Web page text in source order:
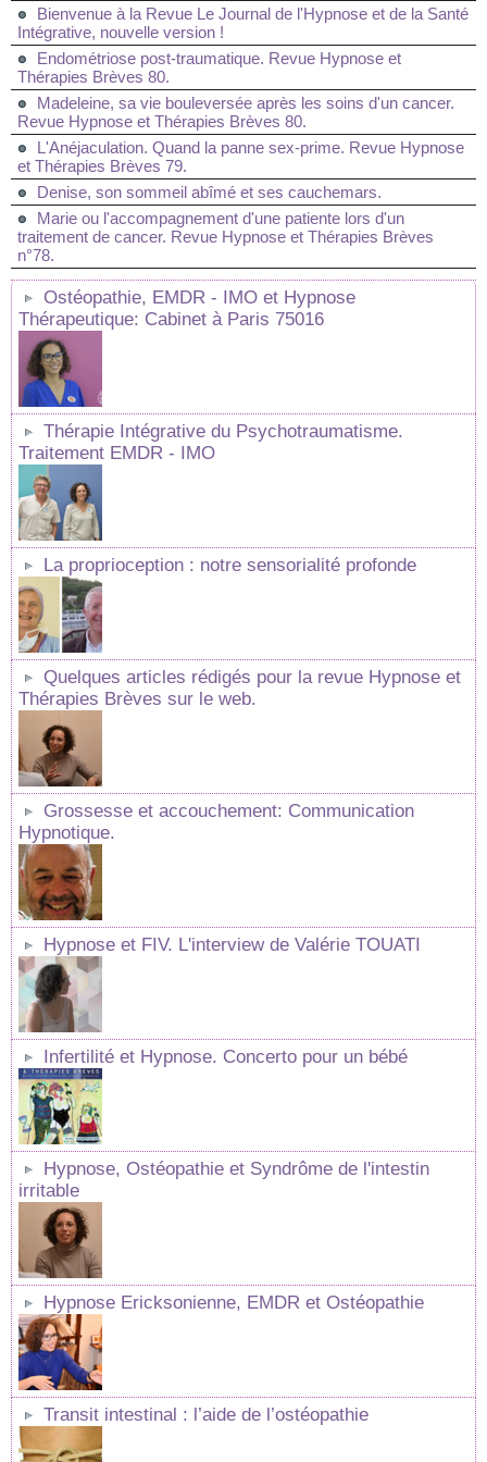
Bienvenue à la Revue Le Journal de l'Hypnose et de la Santé
Intégrative, nouvelle version !
Endométriose post-traumatique. Revue Hypnose et
Thérapies Brèves 80.
Madeleine, sa vie bouleversée après les soins d'un cancer.
Revue Hypnose et Thérapies Brèves 80.
L'Anéjaculation. Quand la panne sex-prime. Revue Hypnose
et Thérapies Brèves 79.
Denise, son sommeil abîmé et ses cauchemars.
Marie ou l'accompagnement d'une patiente lors d'un
traitement de cancer. Revue Hypnose et Thérapies Brèves
n°78.
Ostéopathie, EMDR - IMO et Hypnose
Thérapeutique: Cabinet à Paris 75016
Thérapie Intégrative du Psychotraumatisme.
Traitement EMDR - IMO
La proprioception : notre sensorialité profonde
Quelques articles rédigés pour la revue Hypnose et
Thérapies Brèves sur le web.
Grossesse et accouchement: Communication
Hypnotique.
Hypnose et FIV. L'interview de Valérie TOUATI
Infertilité et Hypnose. Concerto pour un bébé
Hypnose, Ostéopathie et Syndrôme de l'intestin
irritable
Hypnose Ericksonienne, EMDR et Ostéopathie
Transit intestinal : l’aide de l’ostéopathie